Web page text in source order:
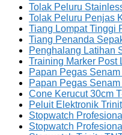
Tolak Peluru
Tolak Peluru Penjas
Tiang Lompat Tinggi
Tiang Penanda
Penghalang Latihan
Training Marker Post
Papan Pegas
Papan Pegas
Cone Kerucut 30cm
Peluit Elektronik
Stopwatch
Stopwatch